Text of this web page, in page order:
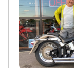
対応地域
大阪府下全
対応業務
遺言書 / 遺